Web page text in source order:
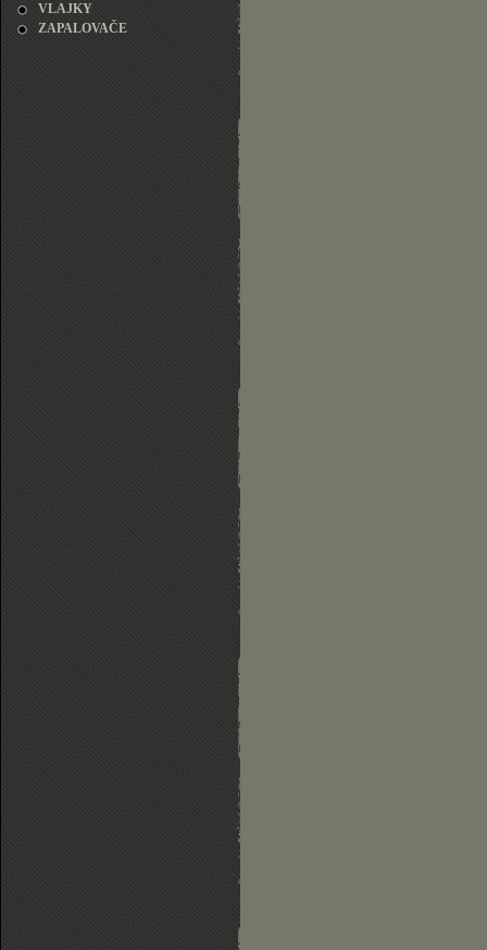
VLAJKY
ZAPALOVAČE